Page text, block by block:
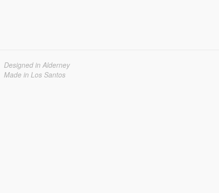
Designed in Alderney
Made in Los Santos